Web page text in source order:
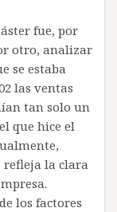
fue, por
otro, analizar
se estaba
las ventas
tan solo un
que hice el
refleja la clara
los factores